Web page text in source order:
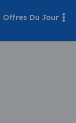
Offres Du Jour